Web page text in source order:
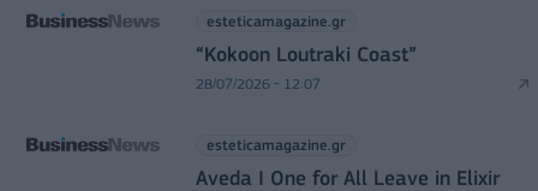
esteticamagazine.gr
“Kokoon Loutraki Coast”
28/07/2026 - 12:07
esteticamagazine.gr
Aveda I One for All Leave in Elixir